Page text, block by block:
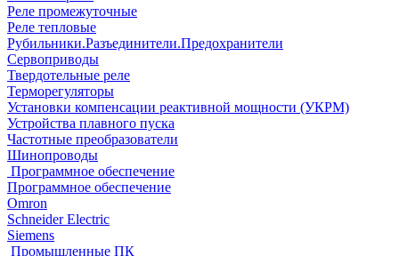
Реле промежуточные
Реле тепловые
Рубильники.Разъединители.Предохранители
Сервоприводы
Твердотельные реле
Терморегуляторы
Установки компенсации реактивной мощности (УКРМ)
Устройства плавного пуска
Частотные преобразователи
Шинопроводы
Программное обеспечение
Программное обеспечение
Omron
Schneider Electric
Siemens
Промышленные ПК